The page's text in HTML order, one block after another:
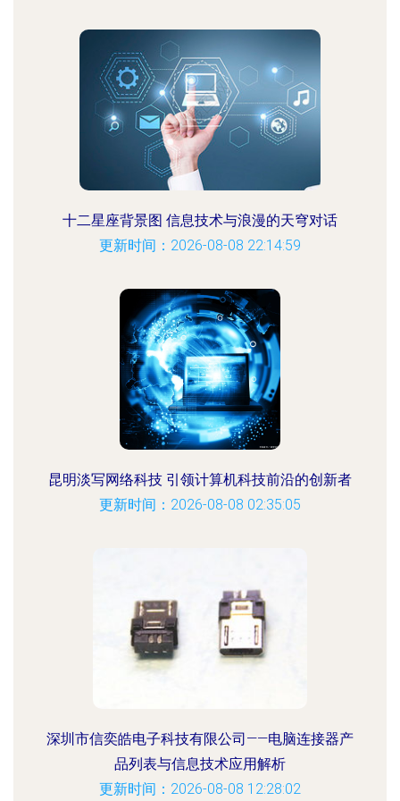
十二星座背景图 信息技术与浪漫的天穹对话
更新时间：2026-08-08 22:14:59
昆明淡写网络科技 引领计算机科技前沿的创新者
更新时间：2026-08-08 02:35:05
深圳市信奕皓电子科技有限公司——电脑连接器产
品列表与信息技术应用解析
更新时间：2026-08-08 12:28:02